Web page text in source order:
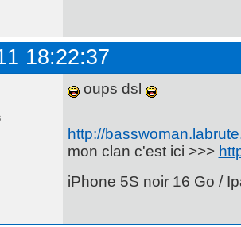
18:22:37
oups dsl
http://
mon clan c'est ici >>>
iPhone 5S noir 16 Go /